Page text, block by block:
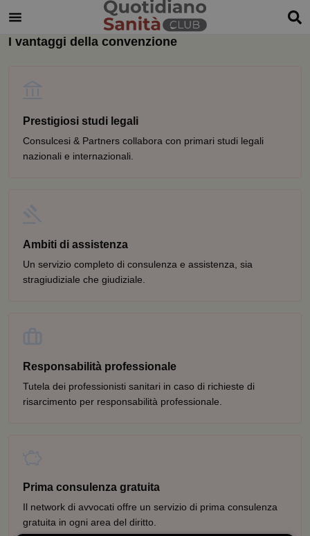
I vantaggi della convenzione
Prestigiosi studi legali
Consulcesi & Partners collabora con primari studi legali
nazionali e internazionali.
Ambiti di assistenza
Un servizio completo di consulenza e assistenza, sia
stragiudiziale che giudiziale.
Responsabilità professionale
Tutela dei professionisti sanitari in caso di richieste di
risarcimento per responsabilità professionale.
Prima consulenza gratuita
Il network di avvocati offre un servizio di prima consulenza
gratuita in ogni area del diritto.